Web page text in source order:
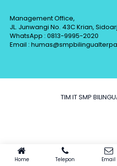
Management Office,
JL. Junwangi No. 43C Krian,
WhatsApp : 0813-9995-2020
Email :
TIM IT SMP
Home Telepon Email